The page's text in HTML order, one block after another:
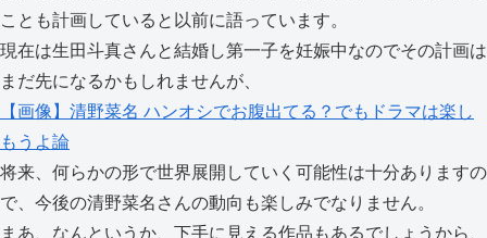
ことも計画していると以前に語っています。
現在は生田斗真さんと結婚し第一子を妊娠中なのでその計画は
まだ先になるかもしれませんが、
【画像】清野菜名 ハンオシでお腹出てる？でもドラマは楽し
もうよ論
将来、何らかの形で世界展開していく可能性は十分ありますの
で、今後の清野菜名さんの動向も楽しみでなりません。
まあ、なんというか、下手に見える作品もあるでしょうから、